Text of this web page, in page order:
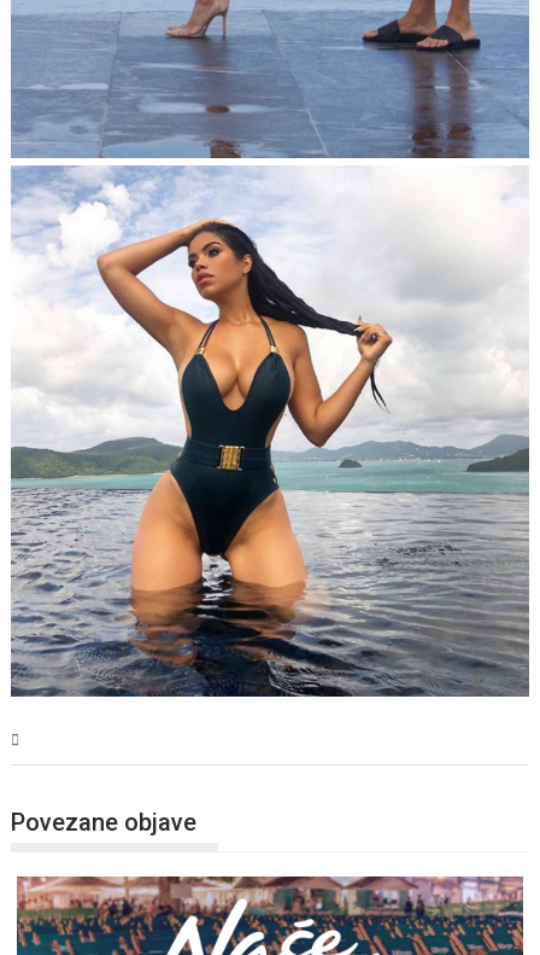
Povezane objave